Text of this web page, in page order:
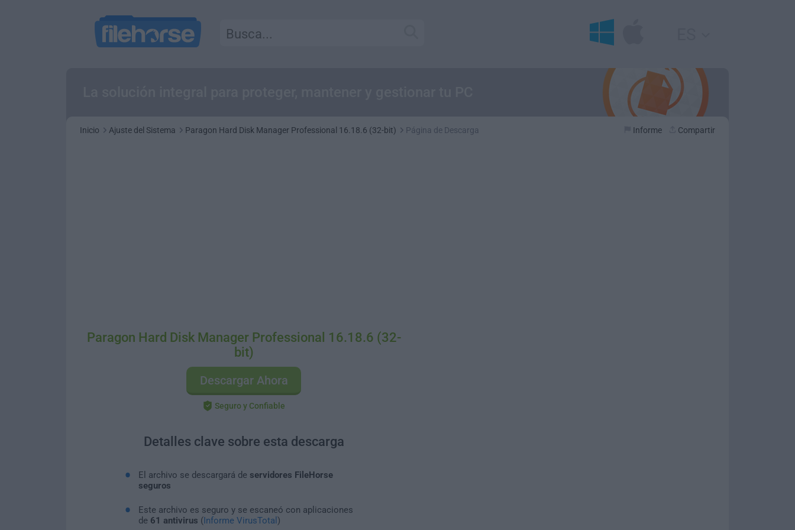
Inicio Ajuste del Sistema Paragon Hard Disk Manager Professional 16.18.6 (32-bit) Página de Descarga Informe Compartir
Paragon Hard Disk Manager Professional 16.18.6 (32-
bit)
Descargar Ahora
Seguro y Confiable
Detalles clave sobre esta descarga
El archivo se descargará de servidores FileHorse
seguros
Este archivo es seguro y se escaneó con aplicaciones
de 61 antivirus (Informe VirusTotal )